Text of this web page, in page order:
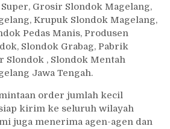
Grosir Slondok Magelang,
Krupuk Slondok Magelang,
Pedas Manis, Produsen
Slondok Grabag, Pabrik
Slondok , Slondok Mentah
Jawa Tengah.
order jumlah kecil
kirim ke seluruh wilayah
juga menerima agen-agen dan